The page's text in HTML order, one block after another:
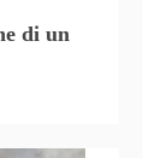
di un